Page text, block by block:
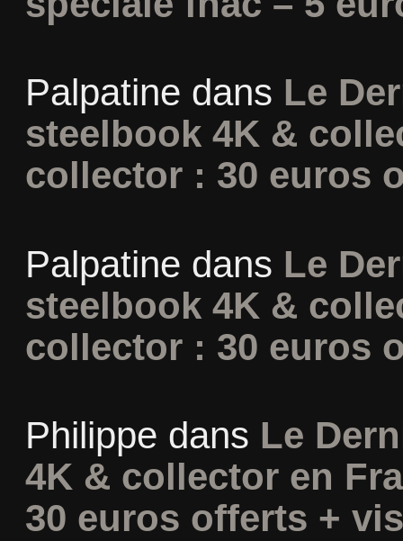
Palpatine dans Le
steelbook 4K &
collector : 30 euros
Palpatine dans Le
steelbook 4K &
collector : 30 euros
Philippe dans Le
4K & collector en
30 euros offerts +